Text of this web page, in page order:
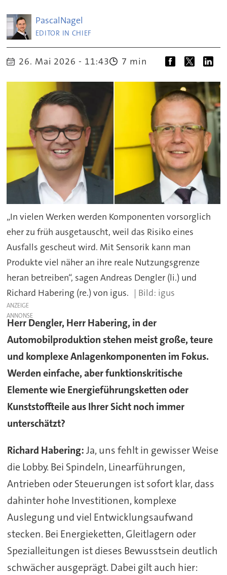
PascalNagel
EDITOR IN CHIEF
26. Mai 2026 - 11:43 7 min
„In vielen Werken werden Komponenten vorsorglich
eher zu früh ausgetauscht, weil das Risiko eines
Ausfalls gescheut wird. Mit Sensorik kann man
Produkte viel näher an ihre reale Nutzungsgrenze
heran betreiben“, sagen Andreas Dengler (li.) und
Richard Habering (re.) von igus.
igus
ANZEIGE
Herr Dengler, Herr Habering, in der
Automobilproduktion stehen meist große, teure
und komplexe Anlagenkomponenten im Fokus.
Werden einfache, aber funktionskritische
Elemente wie Energieführungsketten oder
Kunststoffteile aus Ihrer Sicht noch immer
unterschätzt?
Richard Habering:Ja, uns fehlt in gewisser Weise
die Lobby. Bei Spindeln, Linearführungen,
Antrieben oder Steuerungen ist sofort klar, dass
dahinter hohe Investitionen, komplexe
Auslegung und viel Entwicklungsaufwand
stecken. Bei Energieketten, Gleitlagern oder
Spezialleitungen ist dieses Bewusstsein deutlich
schwächer ausgeprägt. Dabei gilt auch hier: